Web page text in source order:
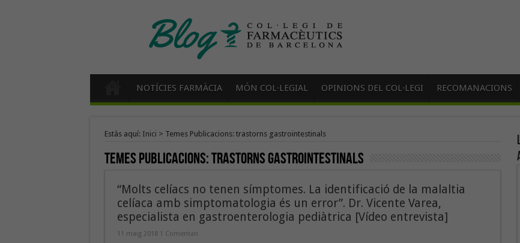
NOTÍCIES FARMÀCIA MÓN COL·LEGIAL OPINIONS DEL COL·LEGI RECOMANACIONS
Estàs aquí: Inici > Temes Publicacions: trastorns gastrointestinals
Temes Publicacions:trastorns gastrointestinals
“Molts celíacs no tenen símptomes. La identificació de la malaltia
celíaca amb simptomatologia és un error”. Dr. Vicente Varea,
especialista en gastroenterologia pediàtrica [Vídeo entrevista]
11 maig 2018 1 Comentari